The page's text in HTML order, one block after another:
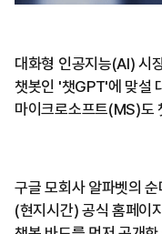
대화형 인공지능(AI) 시
챗봇인 '챗GPT'에 맞설
마이크로소프트(MS)도
구글 모회사 알파벳의
(현지시간) 공식 홈페이